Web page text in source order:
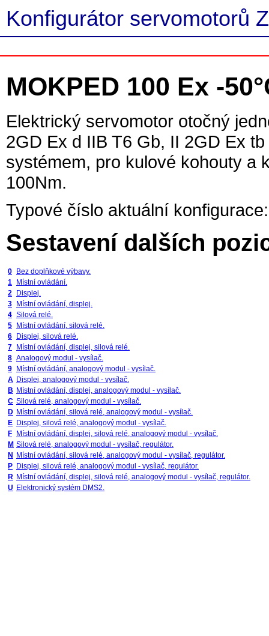
Konfigurátor servomotorů
MOKPED 100 Ex -
Elektrický servomotor otočný
2GD Ex d IIB T6 Gb, II 2GD Ex
systémem, pro kulové kohouty a
100Nm.
Typové číslo aktuální konfigurace:
Sestavení dalších
0
Bez doplňkové výbavy.
1
Místní ovládání.
2
Displej.
3
Místní ovládání, displej.
4 Silová relé.
5
Místní ovládání, silová relé.
6
Displej, silová relé.
7
Místní ovládání, displej, silová relé.
8 Analogový modul - vysílač.
9
Místní ovládání, analogový modul - vysílač.
A Displej, analogový modul - vysílač.
B Místní ovládání, displej, analogový modul - vysílač.
C Silová relé, analogový modul - vysílač.
D Místní ovládání, silová relé, analogový modul - vysílač.
E Displej, silová relé, analogový modul - vysílač.
F
Místní ovládání, displej, silová relé, analogový modul - vysílač.
M Silová relé, analogový modul - vysílač, regulátor.
N
Místní ovládání, silová relé, analogový modul - vysílač, regulátor.
P Displej, silová relé, analogový modul - vysílač, regulátor.
R Místní ovládání, displej, silová relé, analogový modul - vysílač, regulátor.
U Elektronický systém DMS2.